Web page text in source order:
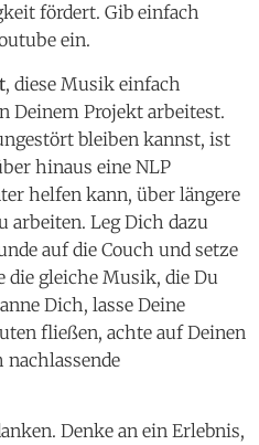
fördert. Gib einfach
ein.
, diese Musik einfach
Deinem Projekt arbeitest.
bleiben kannst, ist
hinaus eine NLP
helfen kann, über längere
Leg Dich dazu
auf die Couch und setze
die gleiche Musik, die Du
Dich, lasse Deine
fließen, achte auf Deinen
Denke an ein Erlebnis,